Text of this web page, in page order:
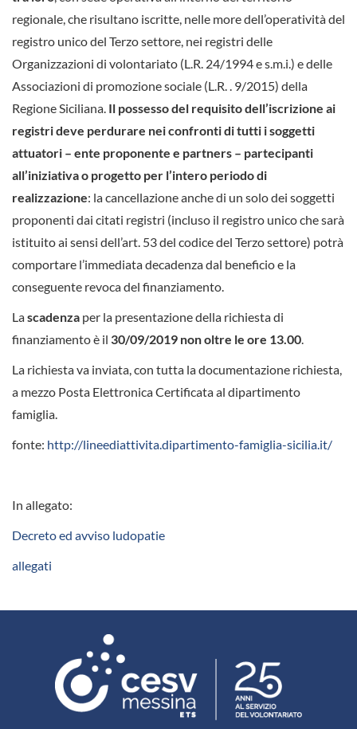
regionale, che risultano iscritte, nelle more dell’operatività del
registro unico del Terzo settore, nei registri delle
Organizzazioni di volontariato (L.R. 24/1994 e s.m.i.) e delle
Associazioni di promozione sociale (L.R. . 9/2015) della
Regione Siciliana. Il possesso del requisito dell’iscrizione ai
registri deve perdurare nei confronti di tutti i soggetti
attuatori – ente proponente e partners – partecipanti
all’iniziativa o progetto per l’intero periodo di
realizzazione: la cancellazione anche di un solo dei soggetti
proponenti dai citati registri (incluso il registro unico che sarà
istituito ai sensi dell’art. 53 del codice del Terzo settore) potrà
comportare l’immediata decadenza dal beneficio e la
conseguente revoca del finanziamento.
Lascadenza per la presentazione della richiesta di
finanziamento è il 30/09/2019 non oltre le ore 13.00
La richiesta va inviata, con tutta la documentazione richiesta,
a mezzo Posta Elettronica Certificata al dipartimento
famiglia.
fonte: http://lineediattivita.dipartimento-famiglia-sicilia.it/
In allegato:
Decreto ed avviso ludopatie
allegati